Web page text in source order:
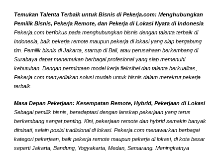
Temukan Talenta Terbaik untuk Bisnis di Pekerja.com: Menghubungkan
Pemilik Bisnis, Pekerja Remote, dan Pekerja di Lokasi Nyata di Indonesia
Pekerja.com berfokus pada menghubungkan bisnis dengan talenta terbaik di
Indonesia, baik pekerja remote maupun pekerja di lokasi yang siap bergabung
tim. Pemilik bisnis di Jakarta, startup di Bali, atau perusahaan berkembang di
Surabaya dapat menemukan berbagai profesional yang siap memenuhi
kebutuhan. Dengan permintaan model kerja fleksibel dan talenta berkualitas,
Pekerja.com menyediakan solusi mudah untuk bisnis dalam merekrut pekerja
terbaik.
Masa Depan Pekerjaan: Kesempatan Remote, Hybrid, Pekerjaan di Lokasi
Sebagai pemilik bisnis, beradaptasi dengan lanskap pekerjaan yang terus
berkembang sangat penting. Kini, pekerjaan remote dan hybrid semakin banyak
diminati, selain posisi tradisional di lokasi. Pekerja.com menawarkan berbagai
kategori pekerjaan, baik pekerja remote maupun pekerja di lokasi, di kota besar
seperti Jakarta, Bandung, Yogyakarta, Medan, Semarang. Meningkatnya